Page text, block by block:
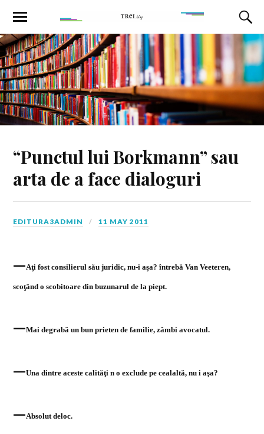
“Punctul lui Borkmann” sau
arta de a face dialoguri
EDITURA3ADMIN 11 MAY 2011
—Aţi fost consilierul său juridic, nu-i aşa? întrebă Van Veeteren,
scoţând o scobitoare din buzunarul de la piept.
—Mai degrabă un bun prieten de familie, zâmbi avocatul.
—Una dintre aceste calităţi n o exclude pe cealaltă, nu i aşa?
—Absolut deloc.